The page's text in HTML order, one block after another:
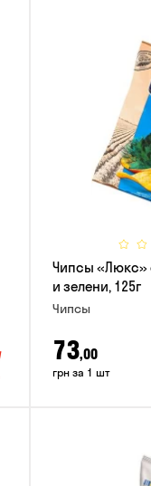
Чипсы «Люкс»
и зелени, 125г
Чипсы
73,00
грн за 1 шт